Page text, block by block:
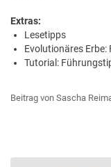
Extras:
Lesetipps
Evolutionäres
Tutorial:
Beitrag von Sascha